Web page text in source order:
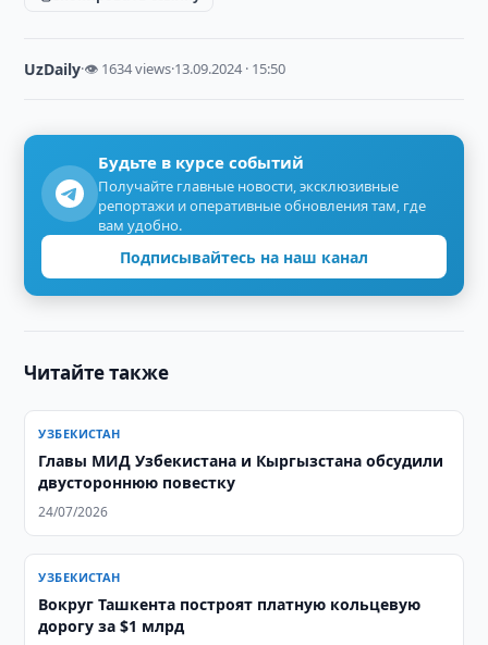
UzDaily·👁 1634 views·13.09.2024 · 15:50
Будьте в курсе событий
Получайте главные новости, эксклюзивные
репортажи и оперативные обновления там, где
вам удобно.
Подписывайтесь на наш канал
Читайте также
УЗБЕКИСТАН
Главы МИД Узбекистана и Кыргызстана обсудили
двустороннюю повестку
24/07/2026
УЗБЕКИСТАН
Вокруг Ташкента построят платную кольцевую
дорогу за $1 млрд